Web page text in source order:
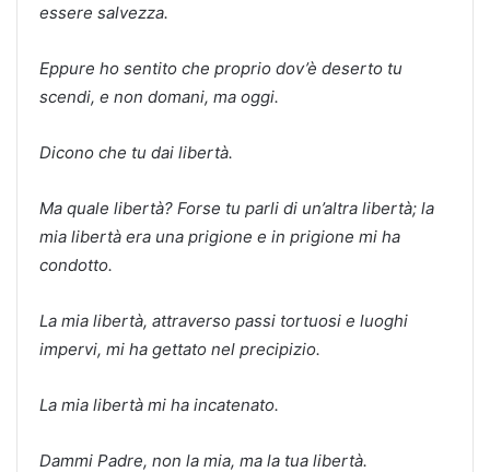
essere salvezza.
Eppure ho sentito che proprio dov’è deserto tu
scendi, e non domani, ma oggi.
Dicono che tu dai libertà.
Ma quale libertà? Forse tu parli di un’altra libertà; la
mia libertà era una prigione e in prigione mi ha
condotto.
La mia libertà, attraverso passi tortuosi e luoghi
impervi, mi ha gettato nel precipizio.
La mia libertà mi ha incatenato.
Dammi Padre, non la mia, ma la tua libertà.